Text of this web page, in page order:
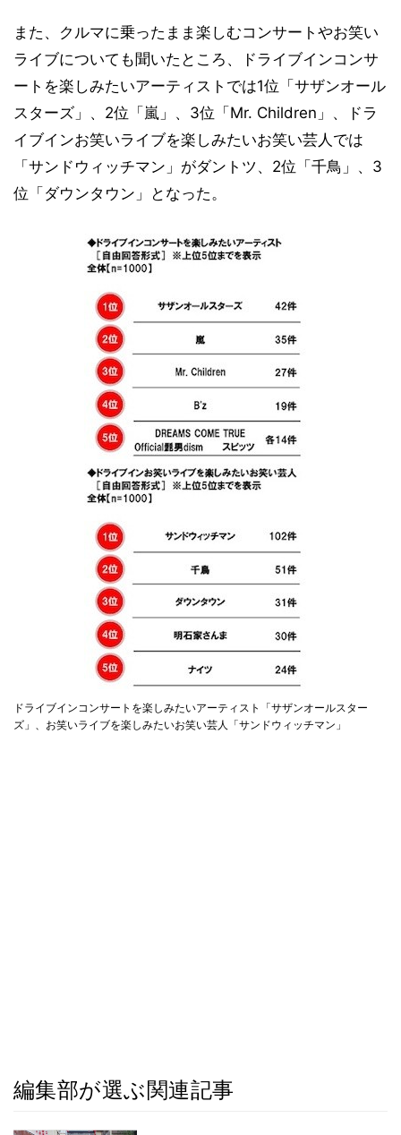
また、クルマに乗ったまま楽しむコンサートやお笑い
ライブについても聞いたところ、ドライブインコンサ
ートを楽しみたいアーティストでは1位「サザンオール
スターズ」、2位「嵐」、3位「Mr. Children」、ドラ
イブインお笑いライブを楽しみたいお笑い芸人では
「サンドウィッチマン」がダントツ、2位「千鳥」、3
位「ダウンタウン」となった。
ドライブインコンサートを楽しみたいアーティスト「サザンオールスター
ズ」、お笑いライブを楽しみたいお笑い芸人「サンドウィッチマン」
編集部が選ぶ関連記事